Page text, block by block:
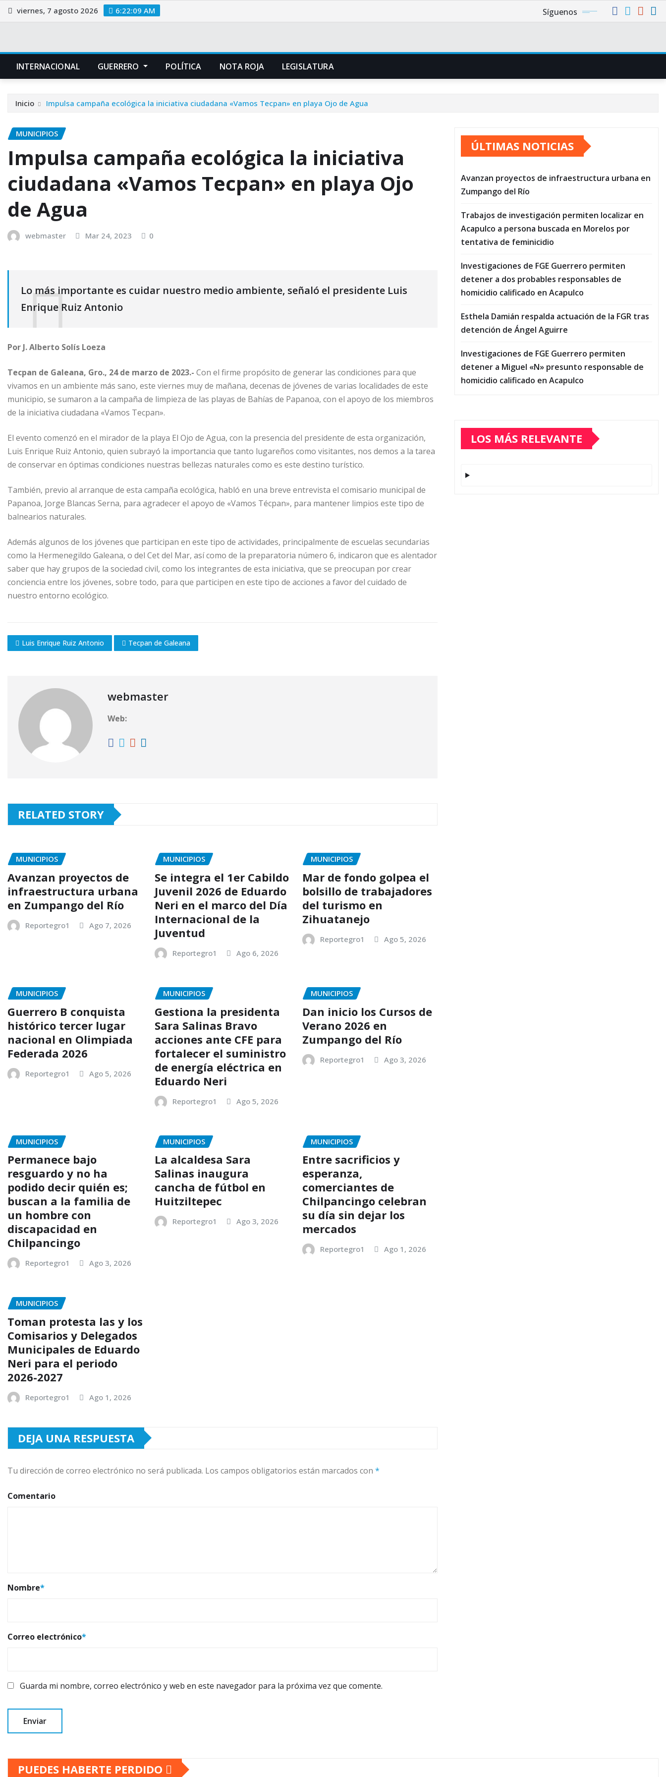
Saltar
al
viernes, 7 agosto 2026 6:22:09 AM Síguenos
INTERNACIONAL GUERRERO POLÍTICA NOTA ROJA LEGISLATURA
Inicio Impulsa campaña ecológica la iniciativa ciudadana «Vamos Tecpan» en playa Ojo de Agua
MUNICIPIOS
Impulsa campaña ecológica la iniciativa
ciudadana «Vamos Tecpan» en playa Ojo
de Agua
webmaster Mar 24, 2023 0
Lo más importante es cuidar nuestro medio ambiente, señaló el presidente Luis
Enrique Ruiz Antonio
Por J. Alberto Solís Loeza
Tecpan de Galeana, Gro., 24 de marzo de 2023.- Con el firme propósito de generar las condiciones para que
vivamos en un ambiente más sano, este viernes muy de mañana, decenas de jóvenes de varias localidades de este
municipio, se sumaron a la campaña de limpieza de las playas de Bahías de Papanoa, con el apoyo de los miembros
de la iniciativa ciudadana «Vamos Tecpan».
El evento comenzó en el mirador de la playa El Ojo de Agua, con la presencia del presidente de esta organización,
Luis Enrique Ruiz Antonio, quien subrayó la importancia que tanto lugareños como visitantes, nos demos a la tarea
de conservar en óptimas condiciones nuestras bellezas naturales como es este destino turístico.
También, previo al arranque de esta campaña ecológica, habló en una breve entrevista el comisario municipal de
Papanoa, Jorge Blancas Serna, para agradecer el apoyo de «Vamos Técpan», para mantener limpios este tipo de
balnearios naturales.
Además algunos de los jóvenes que participan en este tipo de actividades, principalmente de escuelas secundarias
como la Hermenegildo Galeana, o del Cet del Mar, así como de la preparatoria número 6, indicaron que es alentador
saber que hay grupos de la sociedad civil, como los integrantes de esta iniciativa, que se preocupan por crear
conciencia entre los jóvenes, sobre todo, para que participen en este tipo de acciones a favor del cuidado de
nuestro entorno ecológico.
Luis Enrique Ruiz Antonio Tecpan de Galeana
webmaster
Web:
RELATED STORY
MUNICIPIOS
Avanzan proyectos de
infraestructura urbana
en Zumpango del Río
Reportegro1 Ago 7, 2026
MUNICIPIOS
Se integra el 1er Cabildo
Juvenil 2026 de Eduardo
Neri en el marco del Día
Internacional de la
Juventud
Reportegro1 Ago 6, 2026
MUNICIPIOS
Mar de fondo golpea el
bolsillo de trabajadores
del turismo en
Zihuatanejo
Reportegro1 Ago 5, 2026
MUNICIPIOS
Guerrero B conquista
histórico tercer lugar
nacional en Olimpiada
Federada 2026
Reportegro1 Ago 5, 2026
MUNICIPIOS
Gestiona la presidenta
Sara Salinas Bravo
acciones ante CFE para
fortalecer el suministro
de energía eléctrica en
Eduardo Neri
Reportegro1 Ago 5, 2026
MUNICIPIOS
Dan inicio los Cursos de
Verano 2026 en
Zumpango del Río
Reportegro1 Ago 3, 2026
MUNICIPIOS
Permanece bajo
resguardo y no ha
podido decir quién es;
buscan a la familia de
un hombre con
discapacidad en
Chilpancingo
Reportegro1 Ago 3, 2026
MUNICIPIOS
La alcaldesa Sara
Salinas inaugura
cancha de fútbol en
Huitziltepec
Reportegro1 Ago 3, 2026
MUNICIPIOS
Entre sacrificios y
esperanza,
comerciantes de
Chilpancingo celebran
su día sin dejar los
mercados
Reportegro1 Ago 1, 2026
MUNICIPIOS
Toman protesta las y los
Comisarios y Delegados
Municipales de Eduardo
Neri para el periodo
2026-2027
Reportegro1 Ago 1, 2026
DEJA UNA RESPUESTA
Tu dirección de correo electrónico no será publicada. Los campos obligatorios están marcados con *
Comentario
Nombre*
Correo electrónico*
Guarda mi nombre, correo electrónico y web en este navegador para la próxima vez que comente.
ÚLTIMAS NOTICIAS
Avanzan proyectos de infraestructura urbana en
Zumpango del Río
Trabajos de investigación permiten localizar en
Acapulco a persona buscada en Morelos por
tentativa de feminicidio
Investigaciones de FGE Guerrero permiten
detener a dos probables responsables de
homicidio calificado en Acapulco
Esthela Damián respalda actuación de la FGR tras
detención de Ángel Aguirre
Investigaciones de FGE Guerrero permiten
detener a Miguel «N» presunto responsable de
homicidio calificado en Acapulco
LOS MÁS RELEVANTE
PUEDES HABERTE PERDIDO